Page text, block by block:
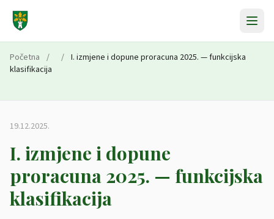
Početna / / I. izmjene i dopune proracuna 2025. — funkcijska
klasifikacija
19.12.2025.
I. izmjene i dopune
proracuna 2025. — funkcijska
klasifikacija